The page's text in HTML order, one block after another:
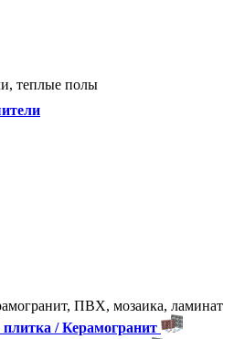
теплые полы
ПВХ, мозаика, ламинат
/ Керамогранит